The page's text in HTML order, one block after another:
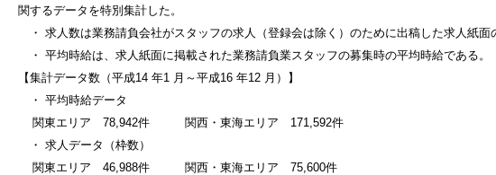
関するデータを特別集計した。
・ 求人数は業務請負会社がスタッフの求人（登録会は除く）のために出稿した求人紙面
・ 平均時給は、求人紙面に掲載された業務請負業スタッフの募集時の平均時給である。
【集計データ数（平成14 年1 月～平成16 年12 月）】
・ 平均時給データ
関東エリア 78,942件 関西・東海エリア 171,592件
・ 求人データ（枠数）
関東エリア 46,988件 関西・東海エリア 75,600件